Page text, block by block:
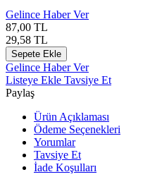
Gelince Haber Ver
87,00 TL
29,58 TL
Sepete Ekle
Gelince Haber Ver
Listeye Ekle Tavsiye Et
Paylaş
Ürün Açıklaması
Ödeme Seçenekleri
Yorumlar
Tavsiye Et
İade Koşulları